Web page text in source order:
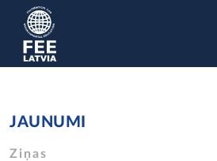
JAUNUMI
Ziņas